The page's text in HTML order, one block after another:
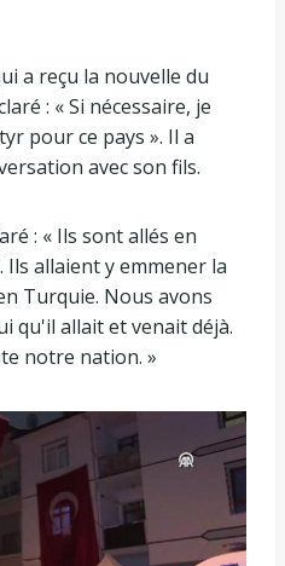
a reçu la nouvelle du
: « Si nécessaire, je
pour ce pays ». Il a
avec son fils.
: « Ils sont allés en
allaient y emmener la
Turquie. Nous avons
qu'il allait et venait déjà.
notre nation. »